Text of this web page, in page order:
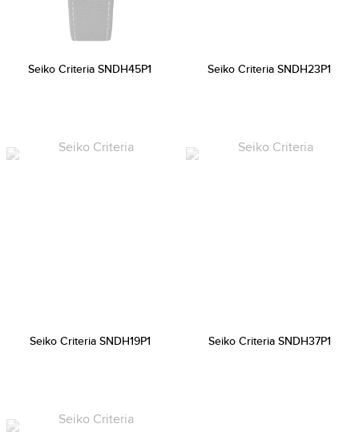
Seiko Criteria SNDH45P1 Seiko Criteria SNDH23P1
Seiko Criteria SNDH19P1 Seiko Criteria SNDH37P1